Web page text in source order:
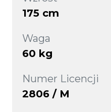
175 cm
Waga
60 kg
Numer Licencji
2806 / M